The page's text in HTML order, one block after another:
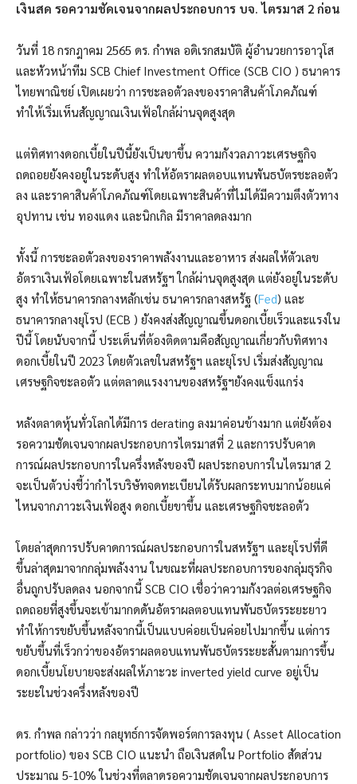
เงินสด รอความชัดเจนจากผลประกอบการ บจ. ไตรมาส 2 ก่อน
วันที่ 18 กรกฎาคม 2565 ดร. กำพล อดิเรกสมบัติ ผู้อำนวยการอาวุโส
และหัวหน้าทีม SCB Chief Investment Office (SCB CIO ) ธนาคาร
ไทยพาณิชย์ เปิดเผยว่า การชะลอตัวลงของราคาสินค้าโภคภัณฑ์
ทำให้เริ่มเห็นสัญญาณเงินเฟ้อใกล้ผ่านจุดสูงสุด
แต่ทิศทางดอกเบี้ยในปีนี้ยังเป็นขาขึ้น ความกังวลภาวะเศรษฐกิจ
ถดถอยยังคงอยู่ในระดับสูง ทำให้อัตราผลตอบแทนพันธบัตรชะลอตัว
ลง และราคาสินค้าโภคภัณฑ์โดยเฉพาะสินค้าที่ไม่ได้มีความตึงตัวทาง
อุปทาน เช่น ทองแดง และนิกเกิล มีราคาลดลงมาก
ทั้งนี้ การชะลอตัวลงของราคาพลังงานและอาหาร ส่งผลให้ตัวเลข
อัตราเงินเฟ้อโดยเฉพาะในสหรัฐฯ ใกล้ผ่านจุดสูงสุด แต่ยังอยู่ในระดับ
สูง ทำให้ธนาคารกลางหลักเช่น ธนาคารกลางสหรัฐ (Fed) และ
ธนาคารกลางยุโรป (ECB ) ยังคงส่งสัญญาณขึ้นดอกเบี้ยเร็วและแรงใน
ปีนี้ โดยนับจากนี้ ประเด็นที่ต้องติดตามคือสัญญาณเกี่ยวกับทิศทาง
ดอกเบี้ยในปี 2023 โดยตัวเลขในสหรัฐฯ และยุโรป เริ่มส่งสัญญาณ
เศรษฐกิจชะลอตัว แต่ตลาดแรงงานของสหรัฐฯยังคงแข็งแกร่ง
หลังตลาดหุ้นทั่วโลกได้มีการ derating ลงมาค่อนข้างมาก แต่ยังต้อง
รอความชัดเจนจากผลประกอบการไตรมาสที่ 2 และการปรับคาด
การณ์ผลประกอบการในครึ่งหลังของปี ผลประกอบการในไตรมาส 2
จะเป็นตัวบ่งชี้ว่ากำไรบริษัทจดทะเบียนได้รับผลกระทบมากน้อยแค่
ไหนจากภาวะเงินเฟ้อสูง ดอกเบี้ยขาขึ้น และเศรษฐกิจชะลอตัว
โดยล่าสุดการปรับคาดการณ์ผลประกอบการในสหรัฐฯ และยุโรปที่ดี
ขึ้นล่าสุดมาจากกลุ่มพลังงาน ในขณะที่ผลประกอบการของกลุ่มธุรกิจ
อื่นถูกปรับลดลง นอกจากนี้ SCB CIO เชื่อว่าความกังวลต่อเศรษฐกิจ
ถดถอยที่สูงขึ้นจะเข้ามากดดันอัตราผลตอบแทนพันธบัตรระยะยาว
ทำให้การขยับขึ้นหลังจากนี้เป็นแบบค่อยเป็นค่อยไปมากขึ้น แต่การ
ขยับขึ้นที่เร็วกว่าของอัตราผลตอบแทนพันธบัตรระยะสั้นตามการขึ้น
ดอกเบี้ยนโยบายจะส่งผลให้ภาะวะ inverted yield curve อยู่เป็น
ระยะในช่วงครึ่งหลังของปี
ดร. กำพล กล่าวว่า กลยุทธ์การจัดพอร์ตการลงทุน ( Asset Allocation
portfolio) ของ SCB CIO แนะนำ ถือเงินสดใน Portfolio สัดส่วน
ประมาณ 5-10% ในช่วงที่ตลาดรอความชัดเจนจากผลประกอบการ